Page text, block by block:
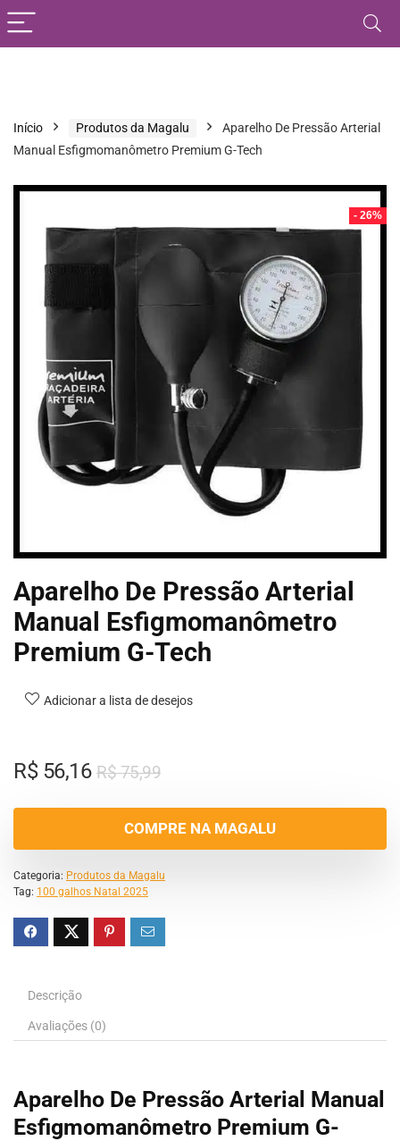
Início Produtos da Magalu
Aparelho De Pressão Arterial
Manual Esfigmomanômetro Premium G-Tech
- 26%
Aparelho De Pressão Arterial
Manual Esfigmomanômetro
Premium G-Tech
Adicionar a lista de desejos
R$75,99
R$56,16
COMPRE NA MAGALU
Categoria: Produtos da Magalu
Tag: 100 galhos Natal 2025
Descrição
Avaliações (0)
Aparelho De Pressão Arterial Manual
Esfigmomanômetro Premium G-